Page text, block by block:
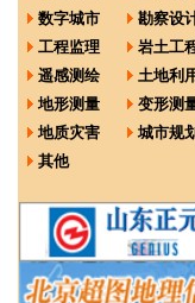
数字城市
勘察设
工程监理
岩土工
遥感测绘
土地利
地形测量
变形测
地质灾害
城市规
其他